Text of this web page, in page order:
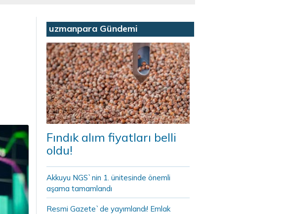
uzmanpara Gündemi
Fındık alım fiyatları belli
oldu!
Akkuyu NGS`nin 1. ünitesinde önemli
aşama tamamlandı
Resmi Gazete`de yayımlandı! Emlak